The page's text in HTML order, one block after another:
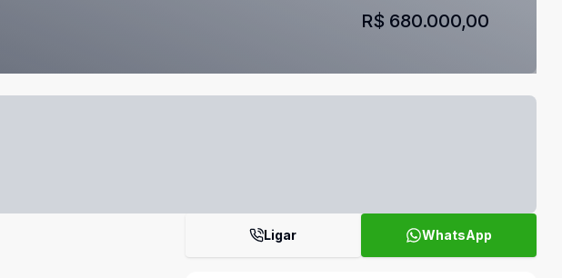
R$ 680.000,00
Ligar WhatsApp